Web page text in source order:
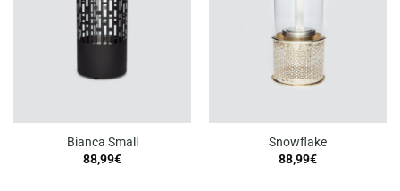
Bianca Small
88,99€
Snowflake
88,99€